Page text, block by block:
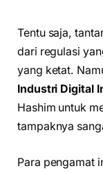
Tentu saja,
dari regulasi
yang ketat.
Industri Digital
Hashim untuk
tampaknya
Para pengamat